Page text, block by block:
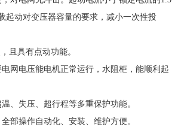
起动对变压器容量的要求，减小一次性投
且具有点动功能。
网电压能电机正常运行，水阻柜，能顺利起
、失压、超行程等多重保护功能。
部操作自动化、安装、维护方便。